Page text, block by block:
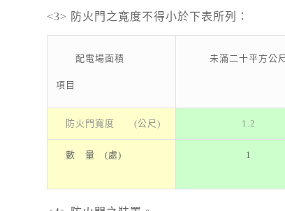
<3> 防火門之寬度不得小於下表所列：
配電場面積
項目
未滿二十平方公尺
防火門寬度 (公尺) 1.2
數 量 (處) 1